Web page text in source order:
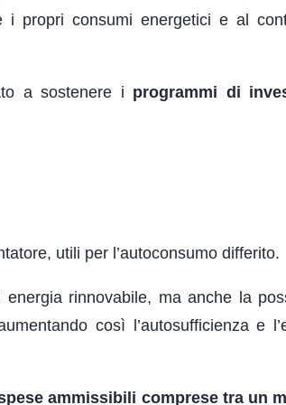
i propri consumi energetici e al
a sostenere i programmi di
utili per l’autoconsumo differito.
rinnovabile, ma anche la
così l’autosufficienza e
ammissibili comprese tra un